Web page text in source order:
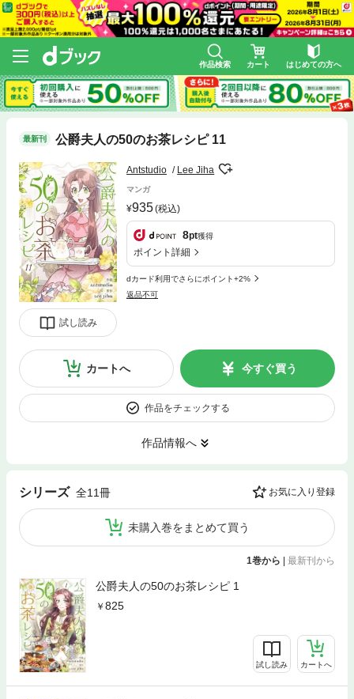
作品検索 カート はじめての方へ
最新刊 公爵夫人の50のお茶レシピ 11
試し読み
Antstudio Lee Jiha
マンガ
935(税込)
8pt獲得
ポイント詳細
dカード利用でさらにポイント+2%
返品不可
カートへ 今すぐ買う
作品をチェックする
作品情報へ
シリーズ 全11冊 お気に入り登録
未購入巻をまとめて買う
1巻から | 最新刊から
公爵夫人の50のお茶レシピ 1
825
試し読み カートへ